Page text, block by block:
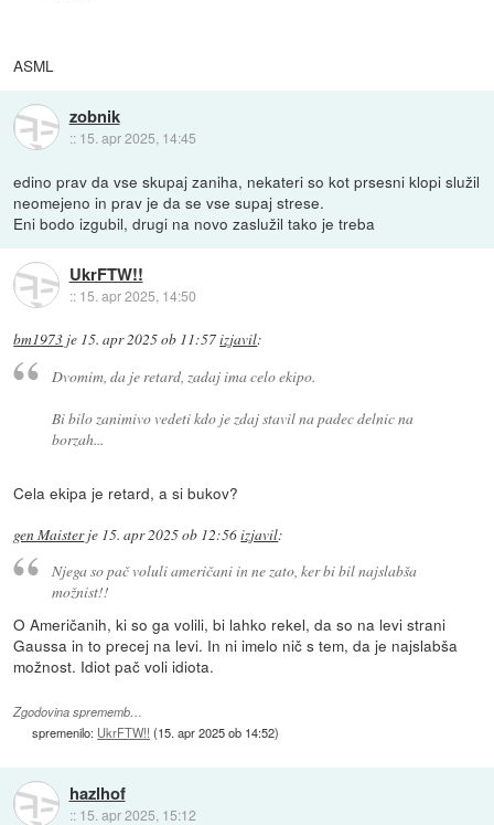
ASML
zobnik
:: 15. apr 2025, 14:45
edino prav da vse skupaj zaniha, nekateri so kot prsesni klopi služil
neomejeno in prav je da se vse supaj strese.
Eni bodo izgubil, drugi na novo zaslužil tako je treba
UkrFTW!!
:: 15. apr 2025, 14:50
bm1973 je 15. apr 2025 ob 11:57izjavil:
Dvomim, da je retard, zadaj ima celo ekipo.
Bi bilo zanimivo vedeti kdo je zdaj stavil na padec delnic na
borzah...
Cela ekipa je retard, a si bukov?
gen Maisterje 15. apr 2025 ob 12:56izjavil:
Njega so pač voluli američani in ne zato, ker bi bil najslabša
možnist!!
O Američanih, ki so ga volili, bi lahko rekel, da so na levi strani
Gaussa in to precej na levi. In ni imelo nič s tem, da je najslabša
možnost. Idiot pač voli idiota.
Zgodovina sprememb…
spremenilo: UkrFTW!! (15. apr 2025 ob 14:52)
hazlhof
:: 15. apr 2025, 15:12